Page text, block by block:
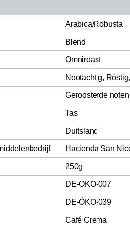
Arabica/Robusta
Blend
Omniroast
Nootachtig,
Geroosterde noten
Tas
Duitsland
Hacienda San
250g
DE-ÖKO-007
DE-ÖKO-039
Café Crema